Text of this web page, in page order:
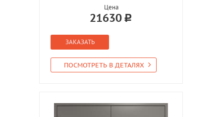
Цена
21630
ЗАКАЗАТЬ
ПОСМОТРЕТЬ В ДЕТАЛЯХ